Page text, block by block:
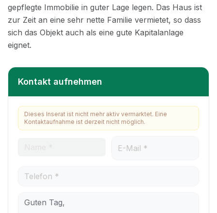
Kontakt aufnehmen
Dieses Inserat ist nicht mehr aktiv vermarktet. Eine
Kontaktaufnahme ist derzeit nicht möglich.